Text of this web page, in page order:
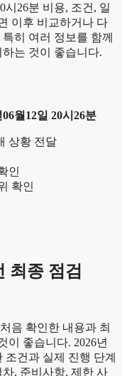
시26분 비용, 조건, 일
이후 비교하거나 다
히 여러 정보를 함께
는 것이 좋습니다.
월12일 20시26분
상황 전달
인
확인
최종 점검
음 확인한 내용과 최
이 좋습니다. 2026년
조건과 실제 진행 단계
, 준비사항, 제한 사